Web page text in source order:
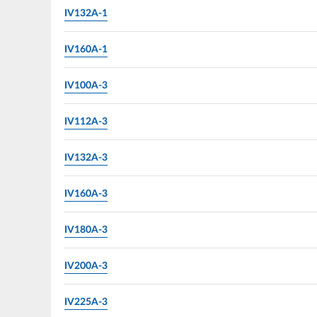
IV132A-1
IV160A-1
IV100A-3
IV112A-3
IV132A-3
IV160A-3
IV180A-3
IV200A-3
IV225A-3